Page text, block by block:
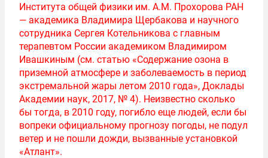
Института общей физики им. А.М. Прохорова РАН
— академика Владимира Щербакова и научного
сотрудника Сергея Котельникова с главным
терапевтом России академиком Владимиром
Ивашкиным (см. статью «Содержание озона в
приземной атмосфере и заболеваемость в период
экстремальной жары летом 2010 года», Доклады
Академии наук, 2017, № 4). Неизвестно сколько
бы тогда, в 2010 году, погибло еще людей, если бы
вопреки официальному прогнозу погоды, не подул
ветер и не пошли дожди, вызванные установкой
«Атлант».